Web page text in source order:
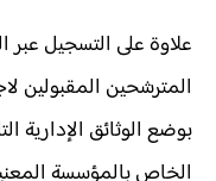
علاوة على التسجيل عبر
المترشحين المقبولين
بوضع الوثائق الإدارية
الخاص بالمؤسسة